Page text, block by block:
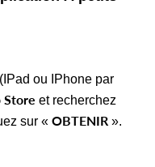
ou IPhone par
Store et recherchez
sur « OBTENIR ».